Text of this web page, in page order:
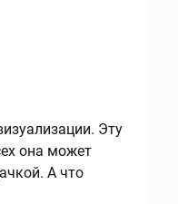
Эту
она может
А что